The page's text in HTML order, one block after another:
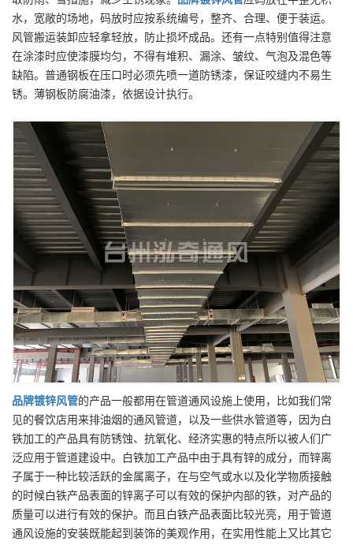
水，宽敞的场地，码放时应按系统编号，整齐、合理、便于装运。
风管搬运装卸应轻拿轻放，防止损坏成品。还有一点特别值得注意
在涂漆时应使漆膜均匀，不得有堆积、漏涂、皱纹、气泡及混色等
缺陷。普通钢板在压口时必须先喷一道防锈漆，保证咬缝内不易生
锈。薄钢板防腐油漆，依据设计执行。
品牌镀锌风管的产品一般都用在管道通风设施上使用，比如我们常
见的餐饮店用来排油烟的通风管道，以及一些供水管道等，因为白
铁加工的产品具有防锈蚀、抗氧化、经济实惠的特点所以被人们广
泛应用于管道建设中。白铁加工产品中由于具有锌的成分，而锌离
子属于一种比较活跃的金属离子，在与空气或水以及化学物质接触
的时候白铁产品表面的锌离子可以有效的保护内部的铁，对产品的
质量可以进行有效的保护。而且白铁产品表面比较光亮，用于管道
通风设施的安装既能起到装饰的美观作用，在实用性能上又比其它